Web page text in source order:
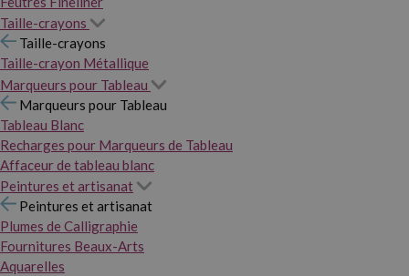
Taille-crayons
Taille-crayons
Taille-crayon Métallique
Marqueurs pour Tableau
Marqueurs pour Tableau
Tableau Blanc
Recharges pour Marqueurs de Tableau
Affaceur de tableau blanc
Peintures et artisanat
Peintures et artisanat
Plumes de Calligraphie
Fournitures Beaux-Arts
Aquarelles